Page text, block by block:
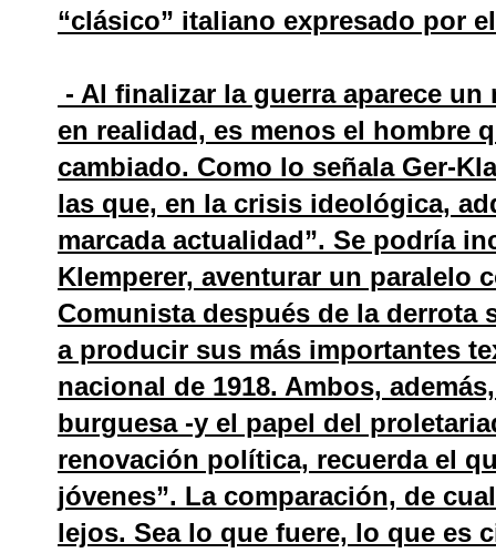
“clásico” italiano expresado por
- Al finalizar la guerra aparece
en realidad, es menos el hombre
cambiado. Como lo señala Ger-
las que, en la crisis ideológica,
marcada actualidad”. Se podría
Klemperer, aventurar un paralelo
Comunista después de la derrota
a producir sus más importantes
nacional de 1918. Ambos,
burguesa -y el papel del
renovación política, recuerda el
jóvenes”. La comparación, de
lejos. Sea lo que fuere, lo que es